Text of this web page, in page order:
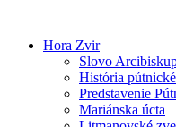
obsah
Hora Zvir
Slovo
História
Predstavenie
Mariánska úcta